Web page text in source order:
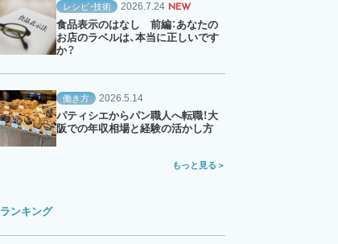
レシピ・技術 2026.7.24 NEW
食品表示のはなし 前編：あなたの
お店のラベルは、本当に正しいです
か？
働き方 2026.5.14
パティシエからパン職人へ転職！大
阪での年収相場と経験の活かし方
もっと見る
ランキング